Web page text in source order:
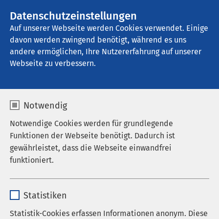
Datenschutzeinstellungen
Auf unserer Webseite werden Cookies verwendet. Einige
davon werden zwingend benötigt, während es uns
andere ermöglichen, Ihre Nutzererfahrung auf unserer
Webseite zu verbessern.
Notwendig
Notwendige Cookies werden für grundlegende
Funktionen der Webseite benötigt. Dadurch ist
gewährleistet, dass die Webseite einwandfrei
funktioniert.
Anbieter sgalinski
Statistiken
Statistik-Cookies erfassen Informationen anonym. Diese